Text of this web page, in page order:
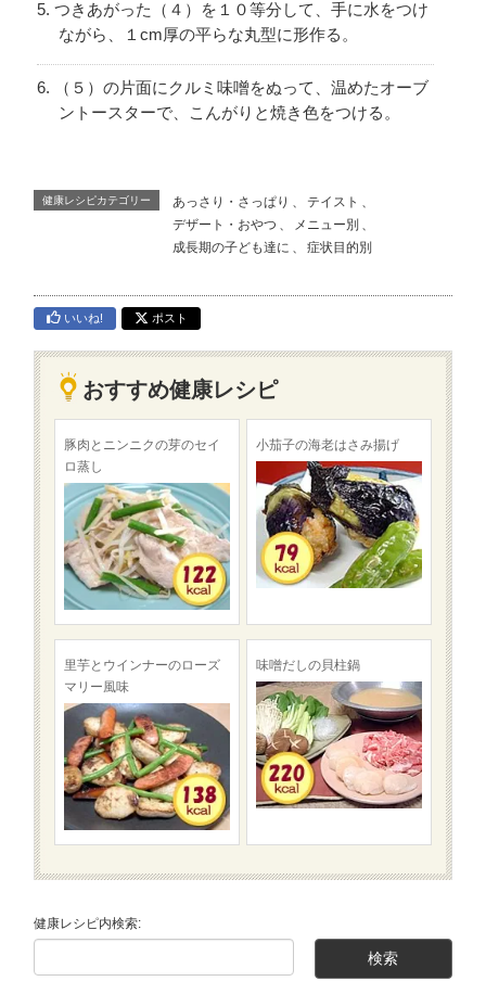
つきあがった（４）を１０等分して、手に水をつけ
ながら、１cm厚の平らな丸型に形作る。
（５）の片面にクルミ味噌をぬって、温めたオーブ
ントースターで、こんがりと焼き色をつける。
健康レシピカテゴリー あっさり・さっぱり 、 テイスト 、
デザート・おやつ 、 メニュー別 、
成長期の子ども達に 、 症状目的別
いいね! ポスト
おすすめ健康レシピ
豚肉とニンニクの芽のセイ
ロ蒸し
小茄子の海老はさみ揚げ
里芋とウインナーのローズ
マリー風味
味噌だしの貝柱鍋
健康レシピ内検索: